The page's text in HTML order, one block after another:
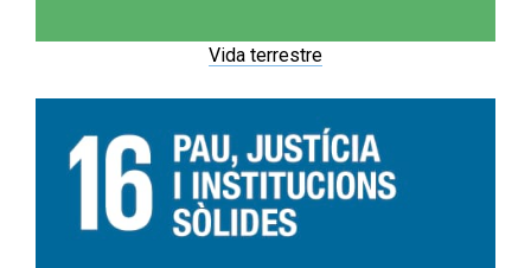
Vida terrestre